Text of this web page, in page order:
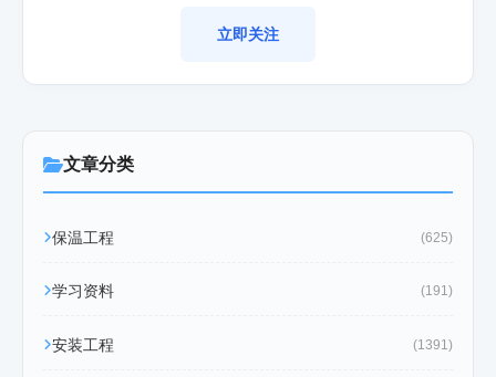
立即关注
文章分类
保温工程 (625)
学习资料 (191)
安装工程 (1391)